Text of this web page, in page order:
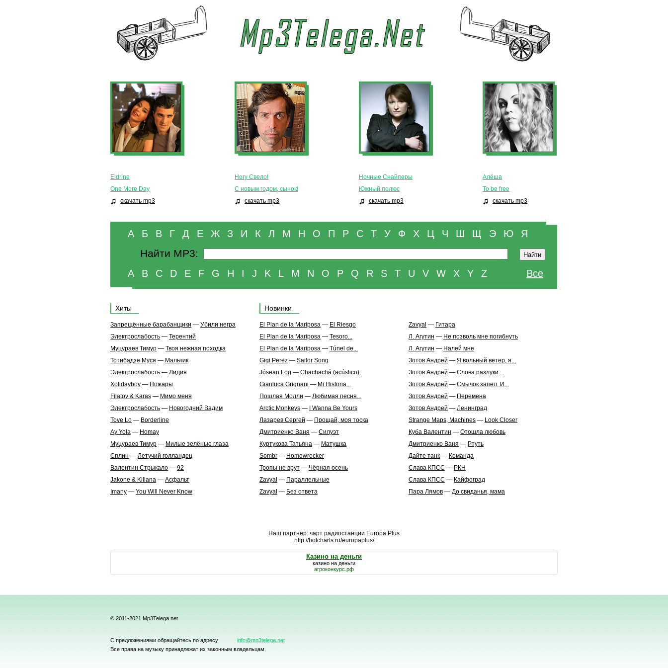
Eldrine
One More Day
скачать mp3
Ногу Свело!
С новым годом, сынок!
скачать mp3
Ночные Снайперы
Южный полюс
скачать mp3
Алёша
To be free
скачать mp3
А Б В Г Д Е Ж З И К Л М Н О П Р С Т У Ф Х Ц Ч Ш Щ Э Ю Я
Найти MP3:
A B C D E F G H I J K L M N O P Q R S T U V W X Y Z Все
Хиты
Запрещённые барабанщики — Убили негра
Электрослабость — Терентий
Муцураев Тимур — Твоя нежная походка
Тотибадзе Муся — Мальчик
Электрослабость — Лидия
Xolidayboy — Пожары
Filatov & Karas — Мимо меня
Электрослабость — Новогодний Вадим
Tove Lo — Borderline
Ay Yola — Homay
Муцураев Тимур — Милые зелёные глаза
Сплин — Летучий голландец
Валентин Стрыкало — 92
Jakone & Kiliana — Асфальт
Imany — You Will Never Know
Новинки
El Plan de la Mariposa — El Riesgo
El Plan de la Mariposa — Tesoro...
El Plan de la Mariposa — Túnel de...
Gigi Perez — Sailor Song
Jósean Log — Chachachá (acústico)
Gianluca Grignani — Mi Historia...
Пошлая Молли — Любимая песня...
Arctic Monkeys —
I Wanna Be Yours
Лазарев Сергей — Прощай, моя тоска
Дмитриенко Ваня — Силуэт
Куртукова Татьяна — Матушка
Sombr — Homewrecker
Тропы не врут — Чёрная осень
Zavyal — Параллельные
Zavyal — Без ответа
Zavyal — Гитара
Л. Агутин — Не позволь мне погибнуть
Л. Агутин — Налей мне
Зотов Андрей — Я вольный ветер, я...
Зотов Андрей — Слова разлуки...
Зотов Андрей — Смычок запел. И...
Зотов Андрей — Перемена
Зотов Андрей — Ленинград
Strange Maps, Machines — Look Closer
Куба Валентин — Отошла любовь
Дмитриенко Ваня — Ртуть
Дайте танк — Команда
Слава КПСС — РКН
Слава КПСС — Кайфоград
Пара Лямов — До свиданья, мама
Наш партнёр: чарт радиостанции Europa Plus
http://hotcharts.ru/europaplus/
Казино на деньги
казино на деньги
агроконкурс.рф
© 2011-2021 Mp3Telega.net
С предложениями обращайтесь по адресу
info@mp3telega.net
Все права на музыку принадлежат их законным владельцам.